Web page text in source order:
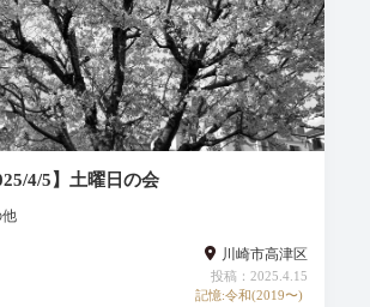
4/5】土曜日の会
川崎市高津区
投稿：2025.4.15
記憶:令和(2019〜)